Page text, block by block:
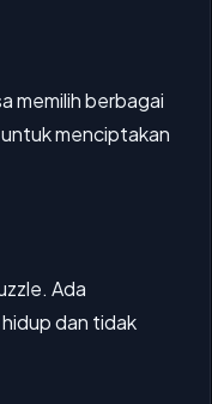
memilih berbagai
menciptakan
Ada
dan tidak